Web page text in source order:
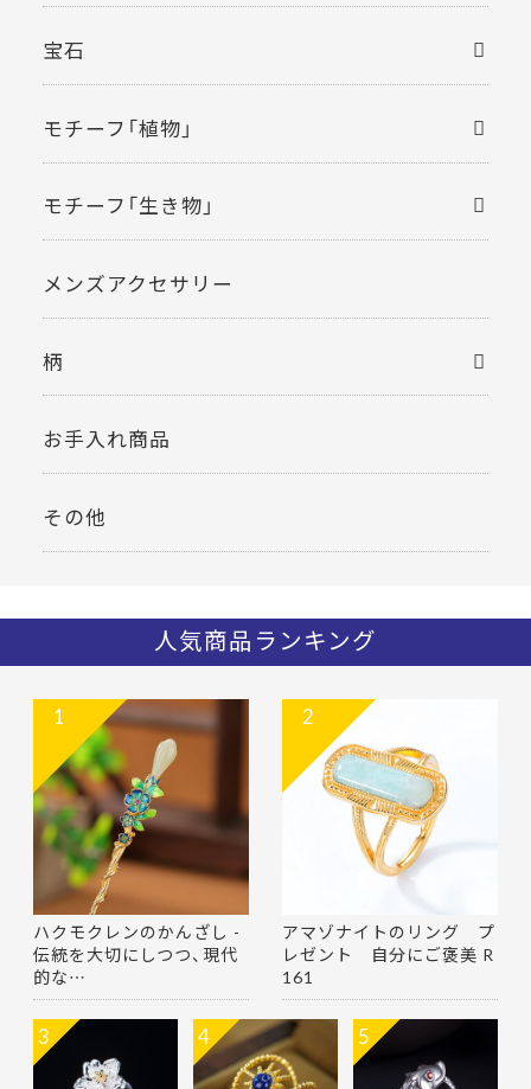
宝石
モチーフ「植物」
モチーフ「生き物」
メンズアクセサリー
柄
お手入れ商品
その他
人気商品ランキング
ハクモクレンのかんざし -
伝統を大切にしつつ、現代
的な…
1
アマゾナイトのリング プ
レゼント 自分にご褒美 R
161
2
3 4 5